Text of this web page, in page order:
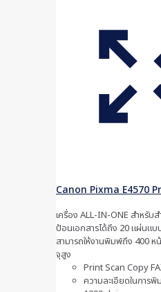
Canon Pixma E4570
เครื่อง ALL-IN-ONE สำหรับ
ป้อนเอกสารได้ถึง 20 แผ่นแ
สามารถให้งานพิมพ์ถึง 400
จุสูง
Print Scan Copy
ความละเอียดในการ